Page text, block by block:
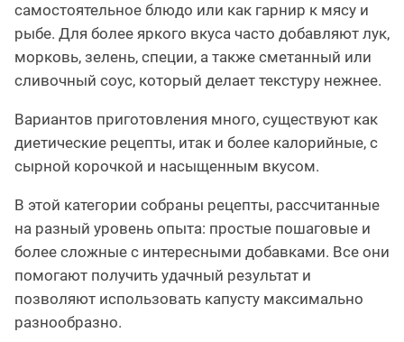
самостоятельное блюдо или как гарнир к мясу и
рыбе. Для более яркого вкуса часто добавляют лук,
морковь, зелень, специи, а также сметанный или
сливочный соус, который делает текстуру нежнее.
Вариантов приготовления много, существуют как
диетические рецепты, итак и более калорийные, с
сырной корочкой и насыщенным вкусом.
В этой категории собраны рецепты, рассчитанные
на разный уровень опыта: простые пошаговые и
более сложные с интересными добавками. Все они
помогают получить удачный результат и
позволяют использовать капусту максимально
разнообразно.